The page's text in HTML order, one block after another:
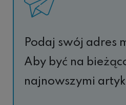
Podaj swój adres
Aby być na
najnowszymi